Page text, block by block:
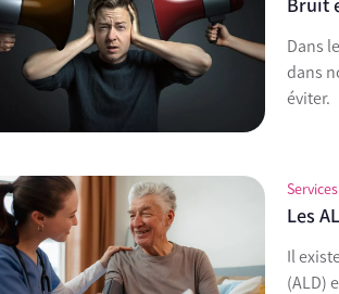
Bruit
Dans
dans notre quotidien. Le
éviter.
Les
Il
(ALD)